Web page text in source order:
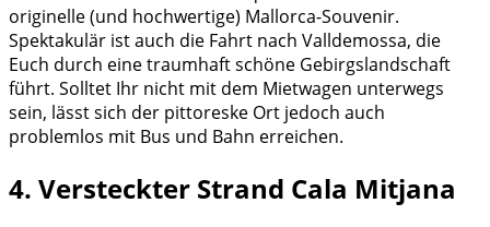
originelle (und hochwertige) Mallorca-Souvenir.
Spektakulär ist auch die Fahrt nach Valldemossa, die
Euch durch eine traumhaft schöne Gebirgslandschaft
führt. Solltet Ihr nicht mit dem Mietwagen unterwegs
sein, lässt sich der pittoreske Ort jedoch auch
problemlos mit Bus und Bahn erreichen.
4. Versteckter Strand Cala Mitjana